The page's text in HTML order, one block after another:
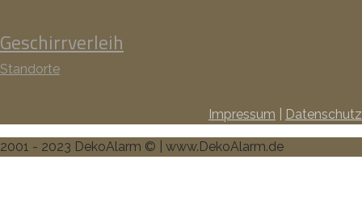
Geschirrverleih
Standorte
Impressum Datenschutz
2001 - 2023 DekoAlarm © | www.DekoAlarm.de